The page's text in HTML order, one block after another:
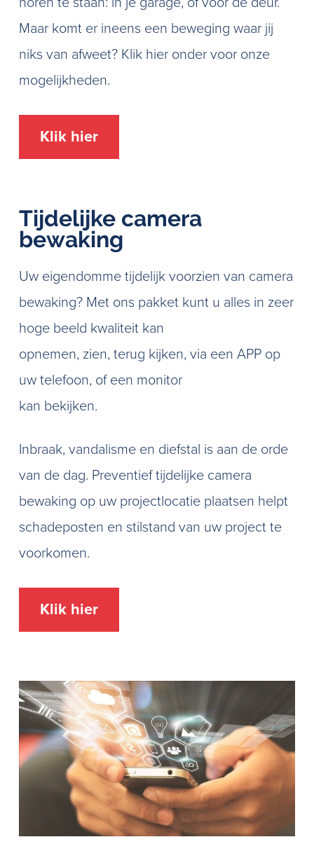
Maar komt er ineens een beweging waar jij
niks van afweet? Klik hier onder voor onze
mogelijkheden.
Klik hier
Tijdelijke camera
bewaking
Uw eigendomme tijdelijk voorzien van camera
bewaking? Met ons pakket kunt u alles in zeer
hoge beeld kwaliteit kan
opnemen, zien, terug kijken, via een APP op
uw telefoon, of een monitor
kan bekijken.
Inbraak, vandalisme en diefstal is aan de orde
van de dag. Preventief tijdelijke camera
bewaking op uw projectlocatie plaatsen helpt
schadeposten en stilstand van uw project te
voorkomen.
Klik hier